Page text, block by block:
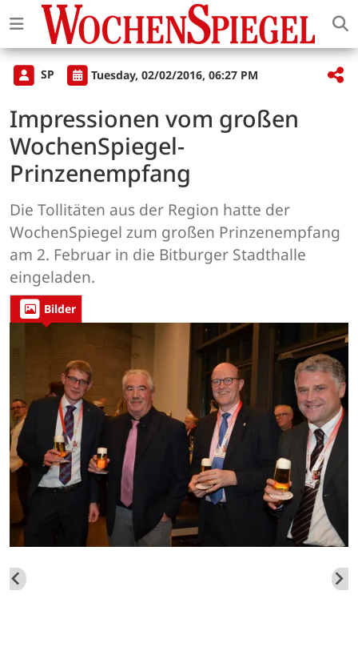
SP Tuesday, 02/02/2016, 06:27 PM
Impressionen vom großen
WochenSpiegel-
Prinzenempfang
Die Tollitäten aus der Region hatte der
WochenSpiegel zum großen Prinzenempfang
am 2. Februar in die Bitburger Stadthalle
eingeladen.
Bilder